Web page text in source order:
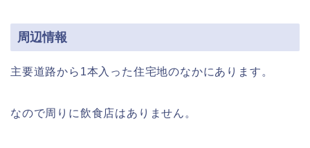
周辺情報
主要道路から1本入った住宅地のなかにあります。
なので周りに飲食店はありません。